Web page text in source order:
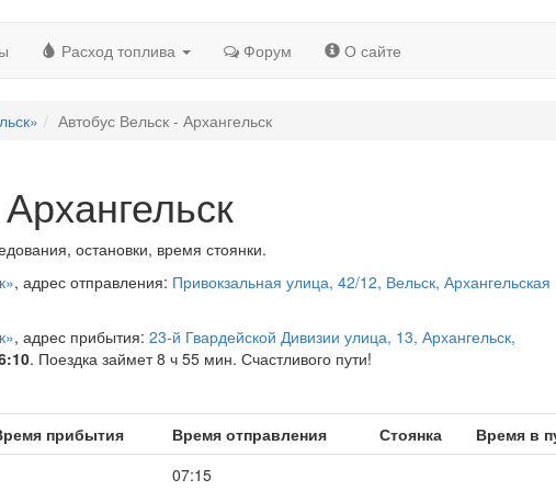
Расход топлива Форум О сайте
Автобус Вельск - Архангельск
остановки, время стоянки.
, адрес отправления: Привокзальная улица, 42/12, Вельск, Архангельская
, адрес прибытия: 23-й Гвардейской Дивизии улица, 13, Архангельск,
. Поездка займет 8 ч 55 мин. Счастливого пути!
прибытия Время отправления Стоянка Время в
07:15